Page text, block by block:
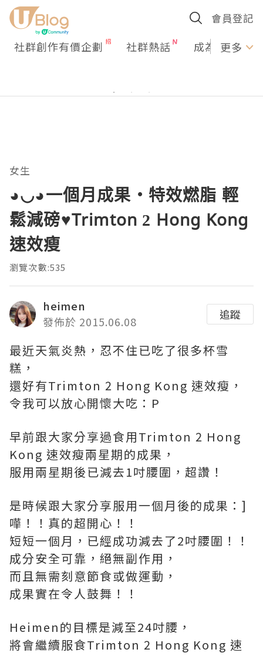
會員登記
社群創作有價企劃 社群熱話 成為U更多
女生
◕◡◕一個月成果‧特效燃脂 輕
鬆減磅♥Trimton 2 Hong Kong
速效瘦
瀏覽次數:535
heimen
發佈於 2015.06.08
追蹤
最近天氣炎熱，忍不住已吃了很多杯雪
糕，
還好有Trimton 2 Hong Kong 速效瘦，
令我可以放心開懷大吃：P
早前跟大家分享過食用Trimton 2 Hong
Kong 速效瘦兩星期的成果，
服用兩星期後已減去1吋腰圍，超讚！
是時候跟大家分享服用一個月後的成果：]
嘩！！真的超開心！！
短短一個月，已經成功減去了2吋腰圍！！
成分安全可靠，絕無副作用，
而且無需刻意節食或做運動，
成果實在令人鼓舞！！
Heimen的目標是減至24吋腰，
將會繼續服食Trimton 2 Hong Kong 速